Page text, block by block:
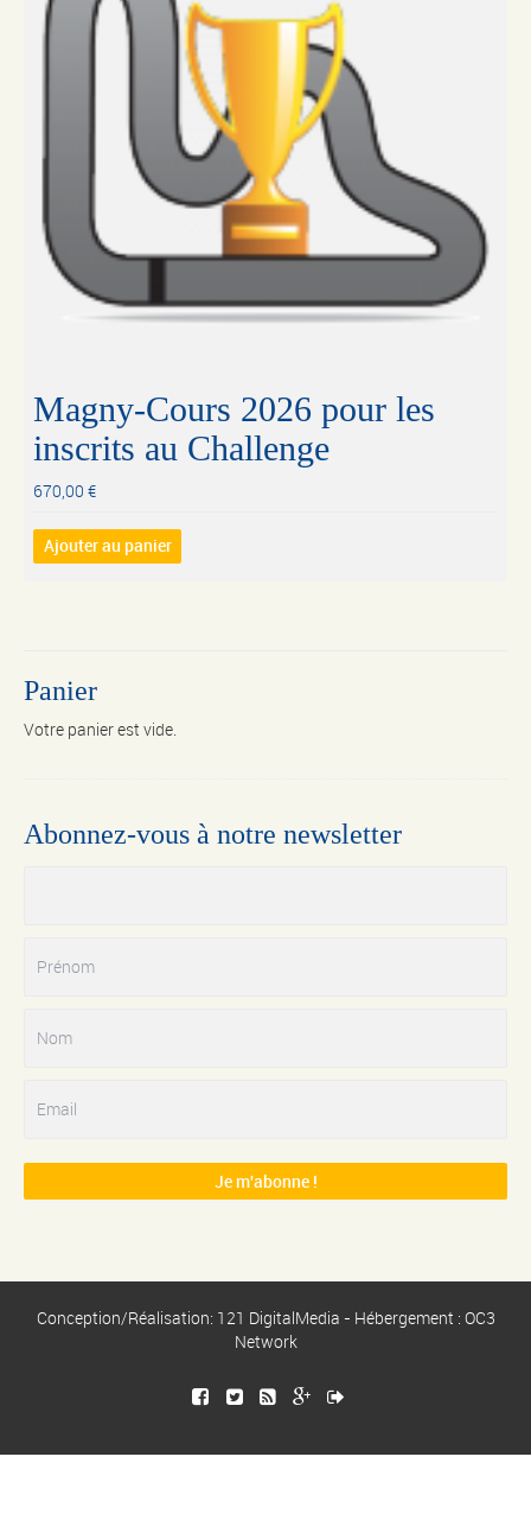
Magny-Cours 2026 pour les
inscrits au Challenge
670,00€
Ajouter au panier
Panier
Votre panier est vide.
Abonnez-vous à notre newsletter
Conception/Réalisation: 121 DigitalMedia - Hébergement : OC3
Network